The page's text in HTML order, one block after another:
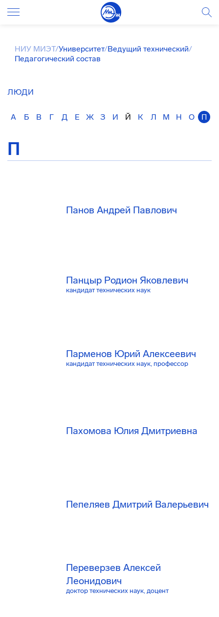
НИУ МИЭТ/Университет/Ведущий технический/
Педагогический состав
ЛЮДИ
А Б В Г Д Е Ж З И Й К Л М Н О П
П
Панов Андрей Павлович
Панцыр Родион Яковлевич
кандидат технических наук
Парменов Юрий Алексеевич
кандидат технических наук, профессор
Пахомова Юлия Дмитриевна
Пепеляев Дмитрий Валерьевич
Переверзев Алексей
Леонидович
доктор технических наук, доцент